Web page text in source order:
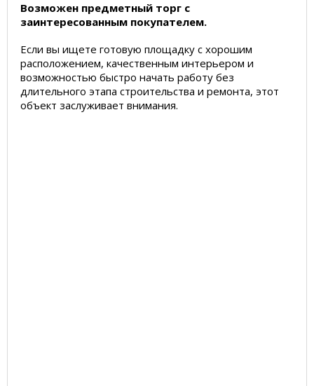
Возможен предметный торг с
заинтересованным покупателем.
Если вы ищете готовую площадку с хорошим
расположением, качественным интерьером и
возможностью быстро начать работу без
длительного этапа строительства и ремонта, этот
объект заслуживает внимания.